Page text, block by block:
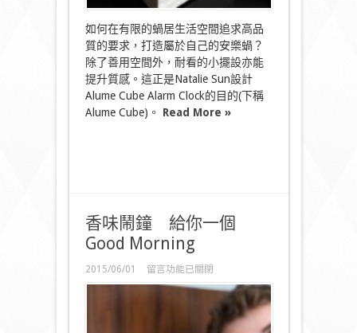
如何在有限的蝸居生活空間追求高品
質的要求，打造屬於自己的安樂蝸？
除了善用空間外，耐看的小擺設亦能
提升質感。這正是Natalie Sun設計
Alume Cube Alarm Clock的目的(下稱
Alume Cube)。 Read More »
香味鬧鐘 給你一個
Good Morning
2015/06/01
在
〈香
留言功能已關閉